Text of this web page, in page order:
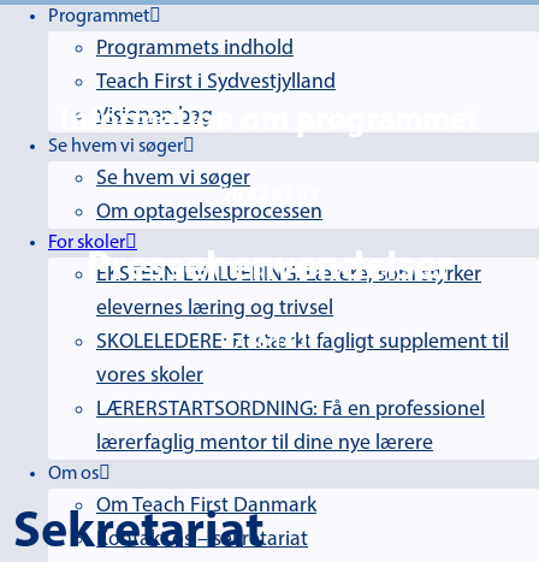
Programmet
Programmets indhold
Teach First i Sydvestjylland
Visionen bag
Se hvem vi søger
Se hvem vi søger
Om optagelsesprocessen
For skoler
EKSTERN EVALUERING: Lærere, som styrker
elevernes læring og trivsel
SKOLELEDERE: Et stærkt fagligt supplement til
vores skoler
LÆRERSTARTSORDNING: Få en professionel
lærerfaglig mentor til dine nye lærere
Om os
Om Teach First Danmark
Kontakt os – sekretariat
Information om
Pressehenvendelser
27 60 14 29
Sekretariat